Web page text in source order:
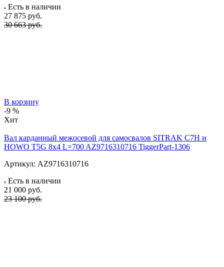
Есть в наличии
27 875 руб.
30 663 руб.
В корзину
-9 %
Хит
Вал карданный межосевой для самосвалов SITRAK C7H и
HOWO T5G 8x4 L=700 AZ9716310716 TiggerPart-1306
Артикул: AZ9716310716
Есть в наличии
21 000 руб.
23 100 руб.